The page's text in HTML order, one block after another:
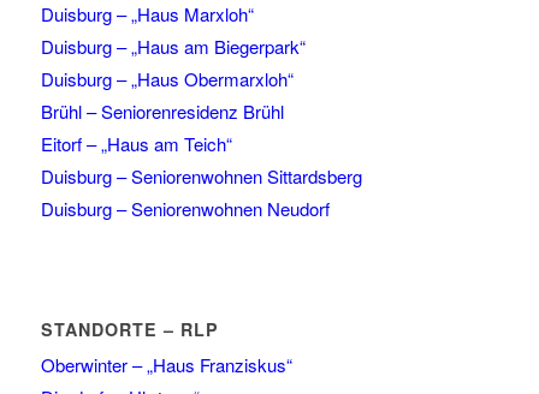
Duisburg – „Haus Marxloh“
Duisburg – „Haus am Biegerpark“
Duisburg – „Haus Obermarxloh“
Brühl – Seniorenresidenz Brühl
Eitorf – „Haus am Teich“
Duisburg – Seniorenwohnen Sittardsberg
Duisburg – Seniorenwohnen Neudorf
STANDORTE – RLP
Oberwinter – „Haus Franziskus“